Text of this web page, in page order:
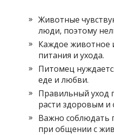
Животные
люди, поэтому
Каждое животное
питания и ухода.
Питомец
еде и любви.
Правильный уход
расти здоровым и
Важно соблюдать
при общении с